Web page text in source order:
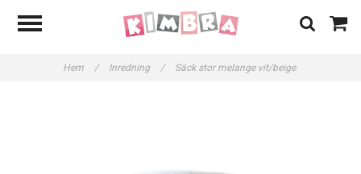
Hem / Inredning / Säck stor melange vit/beige